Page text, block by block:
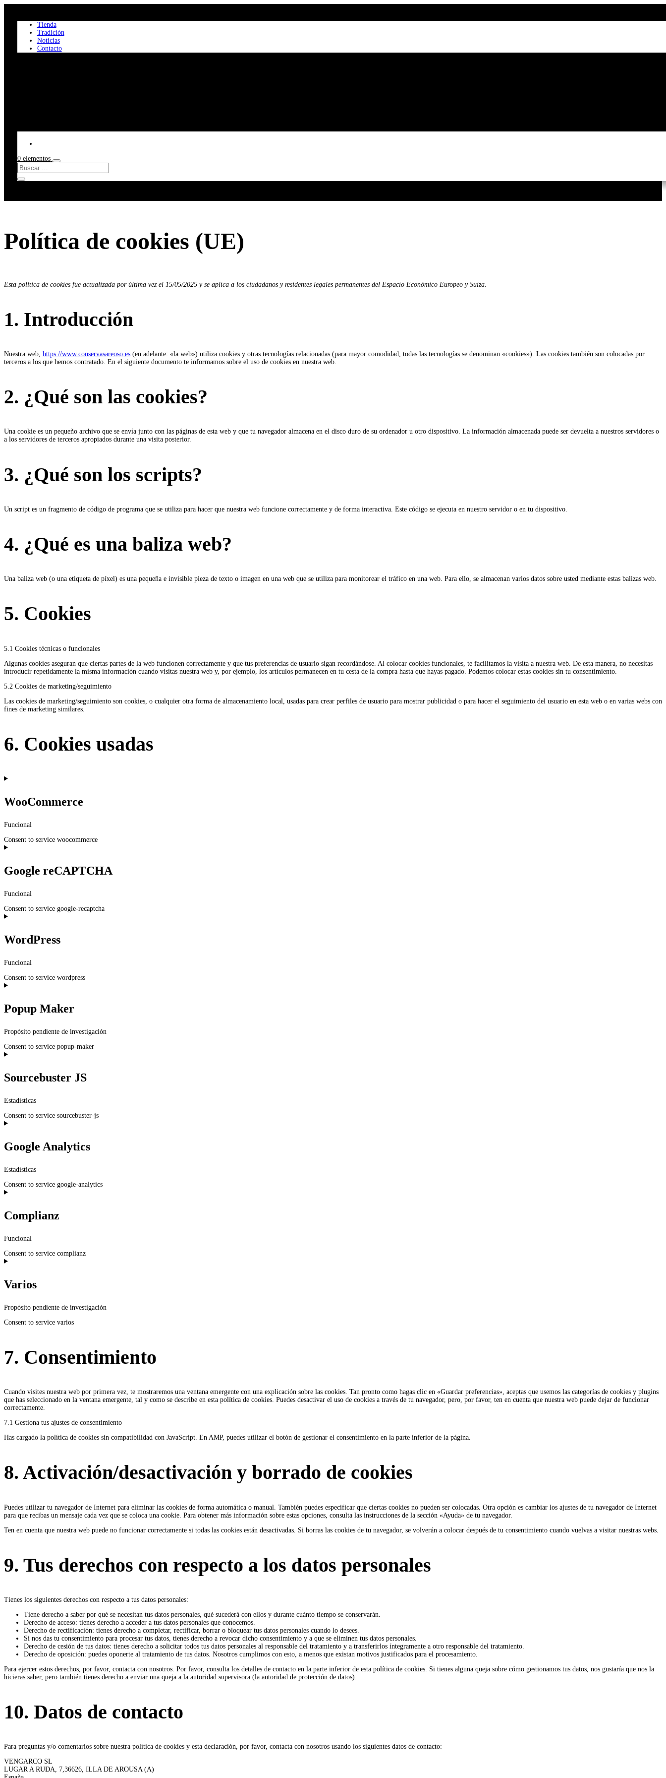
Tienda
Tradición
Noticias
Contacto
0 elementos
Política de cookies (UE)
Esta política de cookies fue actualizada por última vez el 15/05/2025 y se aplica a los ciudadanos y residentes legales permanentes del Espacio Económico Europeo y Suiza.
1. Introducción
Nuestra web, https://www.conservasareoso.es (en adelante: «la web») utiliza cookies y otras tecnologías relacionadas (para mayor comodidad, todas las tecnologías se denominan «cookies»). Las cookies también son colocadas por
terceros a los que hemos contratado. En el siguiente documento te informamos sobre el uso de cookies en nuestra web.
2. ¿Qué son las cookies?
Una cookie es un pequeño archivo que se envía junto con las páginas de esta web y que tu navegador almacena en el disco duro de su ordenador u otro dispositivo. La información almacenada puede ser devuelta a nuestros servidores o
a los servidores de terceros apropiados durante una visita posterior.
3. ¿Qué son los scripts?
Un script es un fragmento de código de programa que se utiliza para hacer que nuestra web funcione correctamente y de forma interactiva. Este código se ejecuta en nuestro servidor o en tu dispositivo.
4. ¿Qué es una baliza web?
Una baliza web (o una etiqueta de píxel) es una pequeña e invisible pieza de texto o imagen en una web que se utiliza para monitorear el tráfico en una web. Para ello, se almacenan varios datos sobre usted mediante estas balizas web.
5. Cookies
5.1 Cookies técnicas o funcionales
Algunas cookies aseguran que ciertas partes de la web funcionen correctamente y que tus preferencias de usuario sigan recordándose. Al colocar cookies funcionales, te facilitamos la visita a nuestra web. De esta manera, no necesitas
introducir repetidamente la misma información cuando visitas nuestra web y, por ejemplo, los artículos permanecen en tu cesta de la compra hasta que hayas pagado. Podemos colocar estas cookies sin tu consentimiento.
5.2 Cookies de marketing/seguimiento
Las cookies de marketing/seguimiento son cookies, o cualquier otra forma de almacenamiento local, usadas para crear perfiles de usuario para mostrar publicidad o para hacer el seguimiento del usuario en esta web o en varias webs con
fines de marketing similares.
6. Cookies usadas
WooCommerce
Funcional
Consent to service woocommerce
Google reCAPTCHA
Funcional
Consent to service google-recaptcha
WordPress
Funcional
Consent to service wordpress
Popup Maker
Propósito pendiente de investigación
Consent to service popup-maker
Sourcebuster JS
Estadísticas
Consent to service sourcebuster-js
Google Analytics
Estadísticas
Consent to service google-analytics
Complianz
Funcional
Consent to service complianz
Varios
Propósito pendiente de investigación
Consent to service varios
7. Consentimiento
Cuando visites nuestra web por primera vez, te mostraremos una ventana emergente con una explicación sobre las cookies. Tan pronto como hagas clic en «Guardar preferencias», aceptas que usemos las categorías de cookies y plugins
que has seleccionado en la ventana emergente, tal y como se describe en esta política de cookies. Puedes desactivar el uso de cookies a través de tu navegador, pero, por favor, ten en cuenta que nuestra web puede dejar de funcionar
correctamente.
7.1 Gestiona tus ajustes de consentimiento
Has cargado la política de cookies sin compatibilidad con JavaScript. En AMP, puedes utilizar el botón de gestionar el consentimiento en la parte inferior de la página.
8. Activación/desactivación y borrado de cookies
Puedes utilizar tu navegador de Internet para eliminar las cookies de forma automática o manual. También puedes especificar que ciertas cookies no pueden ser colocadas. Otra opción es cambiar los ajustes de tu navegador de Internet
para que recibas un mensaje cada vez que se coloca una cookie. Para obtener más información sobre estas opciones, consulta las instrucciones de la sección «Ayuda» de tu navegador.
Ten en cuenta que nuestra web puede no funcionar correctamente si todas las cookies están desactivadas. Si borras las cookies de tu navegador, se volverán a colocar después de tu consentimiento cuando vuelvas a visitar nuestras webs.
9. Tus derechos con respecto a los datos personales
Tienes los siguientes derechos con respecto a tus datos personales:
Tiene derecho a saber por qué se necesitan tus datos personales, qué sucederá con ellos y durante cuánto tiempo se conservarán.
Derecho de acceso: tienes derecho a acceder a tus datos personales que conocemos.
Derecho de rectificación: tienes derecho a completar, rectificar, borrar o bloquear tus datos personales cuando lo desees.
Si nos das tu consentimiento para procesar tus datos, tienes derecho a revocar dicho consentimiento y a que se eliminen tus datos personales.
Derecho de cesión de tus datos: tienes derecho a solicitar todos tus datos personales al responsable del tratamiento y a transferirlos íntegramente a otro responsable del tratamiento.
Derecho de oposición: puedes oponerte al tratamiento de tus datos. Nosotros cumplimos con esto, a menos que existan motivos justificados para el procesamiento.
Para ejercer estos derechos, por favor, contacta con nosotros. Por favor, consulta los detalles de contacto en la parte inferior de esta política de cookies. Si tienes alguna queja sobre cómo gestionamos tus datos, nos gustaría que nos la
hicieras saber, pero también tienes derecho a enviar una queja a la autoridad supervisora (la autoridad de protección de datos).
10. Datos de contacto
Para preguntas y/o comentarios sobre nuestra política de cookies y esta declaración, por favor, contacta con nosotros usando los siguientes datos de contacto:
VENGARCO SL
LUGAR A RUDA, 7,36626, ILLA DE AROUSA (A)